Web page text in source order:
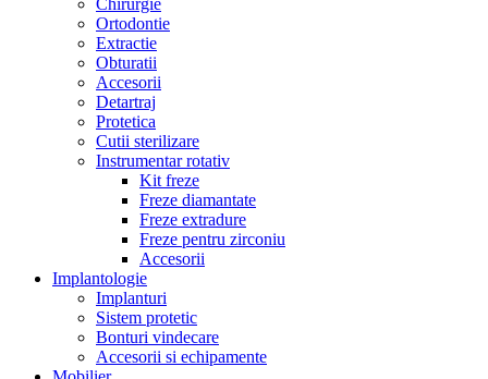
Chirurgie
Ortodontie
Extractie
Obturatii
Accesorii
Detartraj
Protetica
Cutii sterilizare
Instrumentar rotativ
Kit freze
Freze diamantate
Freze extradure
Freze pentru zirconiu
Accesorii
Implantologie
Implanturi
Sistem protetic
Bonturi vindecare
Accesorii si echipamente